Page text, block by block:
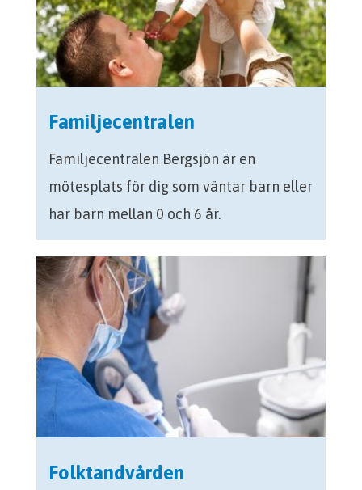
Familjecentralen
Familjecentralen Bergsjön är en
mötesplats för dig som väntar barn eller
har barn mellan 0 och 6 år.
Folktandvården